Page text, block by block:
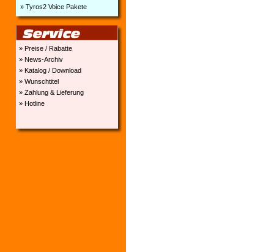
» Tyros2 Voice Pakete
» Preise / Rabatte
» News-Archiv
» Katalog / Download
» Wunschtitel
» Zahlung & Lieferung
» Hotline